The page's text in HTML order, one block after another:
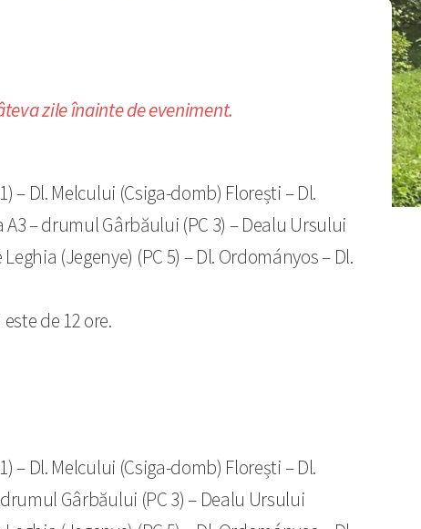
zile înainte de eveniment.
– Dl. Melcului (Csiga-domb) Florești – Dl.
– drumul Gârbăului (PC 3) – Dealu Ursului
(Jegenye) (PC 5) – Dl. Ordományos – Dl.
de 12 ore.
– Dl. Melcului (Csiga-domb) Florești – Dl.
Gârbăului (PC 3) – Dealu Ursului